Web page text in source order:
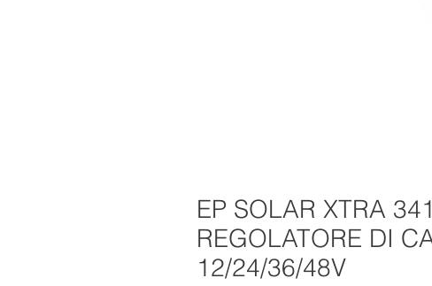
EP SOLAR XTRA
REGOLATORE DI
12/24/36/48V